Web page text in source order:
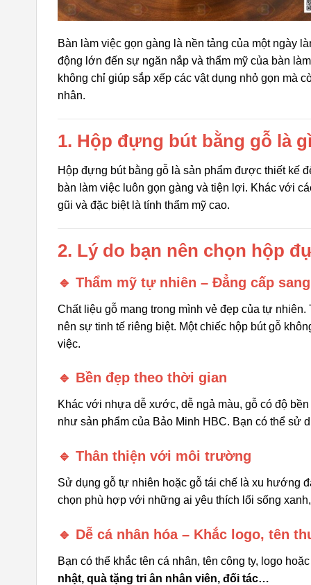
Bàn làm việc gọn gàng là nền tảng của một ngày
động lớn đến sự ngăn nắp và thẩm mỹ của bàn
không chỉ giúp sắp xếp các vật dụng nhỏ gọn mà
nhân.
1. Hộp đựng bút bằng gỗ là
Hộp đựng bút bằng gỗ là sản phẩm được thiết kế
bàn làm việc luôn gọn gàng và tiện lợi. Khác với
gũi và đặc biệt là tính thẩm mỹ cao.
2. Lý do bạn nên chọn hộp
🔹 Thẩm mỹ tự nhiên – Đẳng cấp
Chất liệu gỗ mang trong mình vẻ đẹp của tự
nên sự tinh tế riêng biệt. Một chiếc hộp bút gỗ
việc.
🔹 Bền đẹp theo thời gian
Khác với nhựa dễ xước, dễ ngả màu, gỗ có độ
như sản phẩm của Bảo Minh HBC. Bạn có thể sử
🔹 Thân thiện với môi trường
Sử dụng gỗ tự nhiên hoặc gỗ tái chế là xu hướng
chọn phù hợp với những ai yêu thích lối sống
🔹 Dễ cá nhân hóa – Khắc logo, tên
Bạn có thể khắc tên cá nhân, tên công ty, logo
nhật, quà tặng tri ân nhân viên, đối tác…